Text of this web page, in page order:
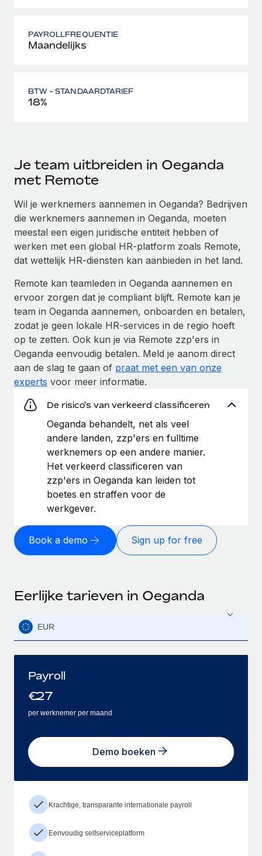
PAYROLLFREQUENTIE
Maandelijks
BTW - STANDAARDTARIEF
18%
Je team uitbreiden in Oeganda
met Remote
Wil je werknemers aannemen in Oeganda? Bedrijven
die werknemers aannemen in Oeganda, moeten
meestal een eigen juridische entiteit hebben of
werken met een global HR-platform zoals Remote,
dat wettelijk HR-diensten kan aanbieden in het land.
Remote kan teamleden in Oeganda aannemen en
ervoor zorgen dat je compliant blijft. Remote kan je
team in Oeganda aannemen, onboarden en betalen,
zodat je geen lokale HR-services in de regio hoeft
op te zetten. Ook kun je via Remote zzp'ers in
Oeganda eenvoudig betalen. Meld je aanom direct
aan de slag te gaan of praat met een van onze
experts voor meer informatie.
De risico's van verkeerd classificeren
Oeganda behandelt, net als veel
andere landen, zzp'ers en fulltime
werknemers op een andere manier.
Het verkeerd classificeren van
zzp'ers in Oeganda kan leiden tot
boetes en straffen voor de
werkgever.
Book a demo Sign up for free
Eerlijke tarieven in Oeganda
EUR
Payroll
€27
per werknemer per maand
Demo boeken
Krachtige, transparante internationale payroll
Eenvoudig selfserviceplatform